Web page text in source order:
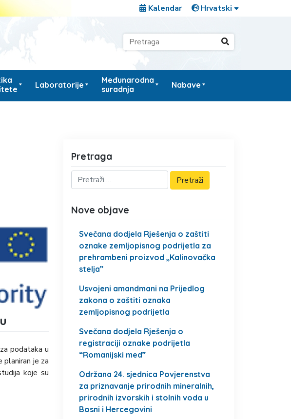
Kalendar
Laboratorije
Međunarodna
suradnja
Nabave
podataka u
planiran je za
koje su
Pretraga
Nove objave
Svečana dodjela Rješenja o zaštiti
oznake zemljopisnog podrijetla za
prehrambeni proizvod „Kalinovačka
stelja”
Usvojeni amandmani na Prijedlog
zakona o zaštiti oznaka
zemljopisnog podrijetla
Svečana dodjela Rješenja o
registraciji oznake podrijetla
“Romanijski med”
Održana 24. sjednica Povjerenstva
za priznavanje prirodnih mineralnih,
prirodnih izvorskih i stolnih voda u
Bosni i Hercegovini